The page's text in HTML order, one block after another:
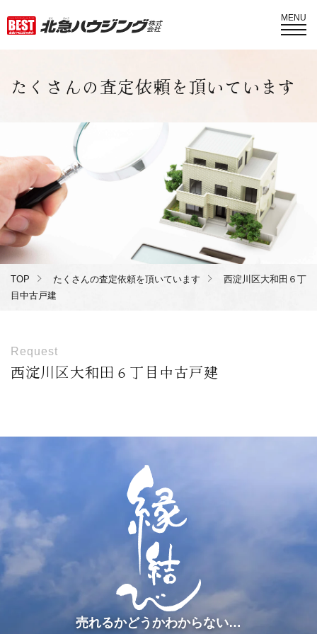
MENU
たくさんの査定依頼を頂いています
TOP たくさんの査定依頼を頂いています
西淀川区大和田６丁
目中古戸建
Request
西淀川区大和田６丁目中古戸建
売れるかどうかわからない…